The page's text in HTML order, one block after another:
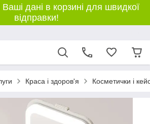
дані в корзині для швидкої
відправки!
Краса і здоров'я Косметички і